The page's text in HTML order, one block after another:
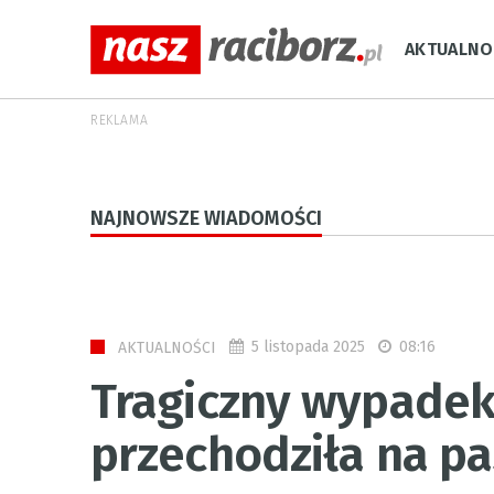
REKLAMA
NAJNOWSZE WIADOMOŚCI
AKTUALNOŚCI 5 listopada 2025 08:16
Tragiczny
przechodziła na